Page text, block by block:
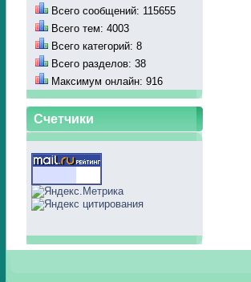
Всего сообщений: 115655
Всего тем: 4003
Всего категорий: 8
Всего разделов: 38
Максимум онлайн: 916
Счетчики